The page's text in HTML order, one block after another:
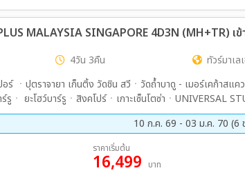
ค. 70
4วัน 3คืน
ทัวร์มาเล
อร์ ㆍปุตราจายา เก็นติ้ง วัดชิน สวีㆍวัดถ้ำบาดู - เมอร์เคก้าสแค
ร์รูㆍ ยะโฮว์บาร์รูㆍสิงคโปร์ㆍเกาะเซ็นโตซ่าㆍUNIVERSAL
+ ชมการแสดงโชว์แสง สี เสียงㆍCHINATOWNㆍชมวัด
ㆍข้อปปิ้งย่านถนนออร์ชาร์ด
10 ก.ค. 69 - 03 ม.ค. 70 (6
23 ต.ค. 69 - 26 ต.ค. 69
. 69
30 ธ.ค. 69 - 02 ม.ค. 70 31 ธ.ค.
ราคาเริ่มต้น
16,499 บาท